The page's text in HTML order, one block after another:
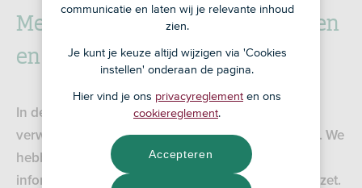
MeerKeuze Sparen: voorwaarden
en overige documenten
In de voorwaarden lees je wat je van ons kunt
verwachten. Maar ook wat wij van jou verwachten. We
hebben hier alle voorwaarden en belangrijke
informatie voor MeerKeuze Sparen op een rijtje gezet.
communicatie en laten wij je relevante inhoud
zien.
Je kunt je keuze altijd wijzigen via 'Cookies
instellen' onderaan de pagina.
Hier vind je ons privacyreglement en ons
cookiereglement.
Accepteren